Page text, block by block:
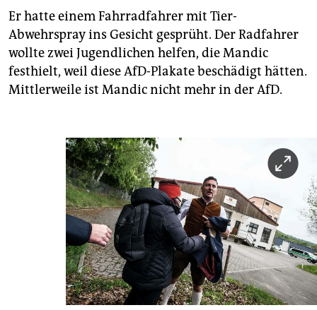
Er hatte einem Fahrradfahrer mit Tier-
Abwehrspray ins Gesicht gesprüht. Der Radfahrer
wollte zwei Jugendlichen helfen, die Mandic
festhielt, weil diese AfD-Plakate beschädigt hätten.
Mittlerweile ist Mandic nicht mehr in der AfD.